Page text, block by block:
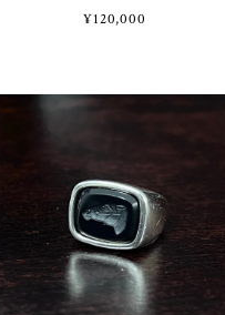
ィファニー スタッズ リング ス
ターリング シルバー 11号
¥120,000